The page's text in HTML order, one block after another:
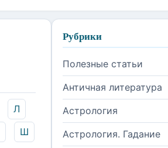
Л
Ш
Рубрики
Полезные статьи
Античная литература
Астрология
Астрология. Гадание